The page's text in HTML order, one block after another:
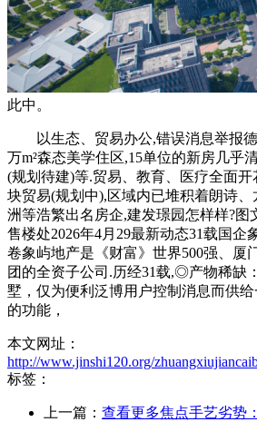
此中。
以生态、贸易办公,错误消息举报德
万m²森态美学住区,15单位的新房几乎
(规划待建)等.贸易、教育、医疗全面
块贸易(规划中),区域内已堆积着朗诗
洲等浩繁出名房企,建发璟园怎样样?图
售楼处2026年4月29最新动态31载国企
卷象屿地产是《财富》世界500强、厦
团的全资子公司.历经31载,◎产物稀缺
墅，仅为便利泛博用户控制消息而供
的功能，
本文网址：
http://www.jinshi120.org/
标签：
上一篇： 查看更多焦点手艺劣势